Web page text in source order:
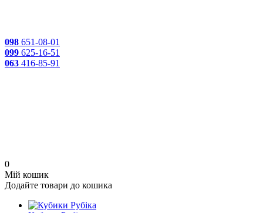
098 651-08-01
099 625-16-51
063 416-85-91
0
Мій кошик
Додайте товари до кошика